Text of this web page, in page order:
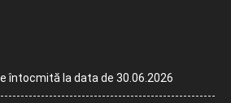
întocmită la data de 30.06.2026